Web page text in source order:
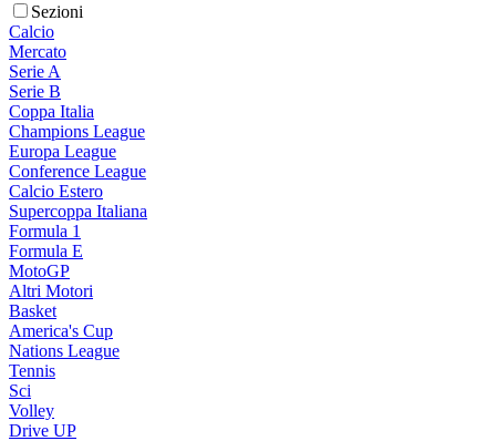
Sezioni
Calcio
Mercato
Serie A
Serie B
Coppa Italia
Champions League
Europa League
Conference League
Calcio Estero
Supercoppa Italiana
Formula 1
Formula E
MotoGP
Altri Motori
Basket
America's Cup
Nations League
Tennis
Sci
Volley
Drive UP